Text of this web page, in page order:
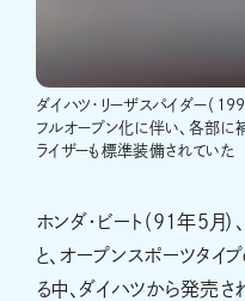
ダイハツ・リーザスパイダー（
フルオープン化に伴い、各部に
ライザーも標準装備されていた
ホンダ・ビート（91年5月）
と、オープンスポーツタ
る中、ダイハツから発売